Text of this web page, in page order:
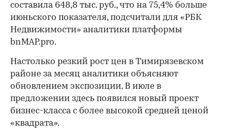
составила 648,8 тыс. руб., что на 75,4% больше
июньского показателя, подсчитали для «РБК
Недвижимости» аналитики платформы
bnMAP.pro.
Настолько резкий рост цен в Тимирязевском
районе за месяц аналитики объясняют
обновлением экспозиции. В июле в
предложении здесь появился новый проект
бизнес-класса с более высокой средней ценой
«квадрата».